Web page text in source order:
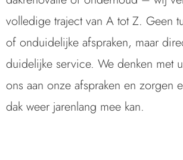
volledige traject van A tot Z. Geen
of onduidelijke afspraken, maar
duidelijke service. We denken met
ons aan onze afspraken en zorgen
dak weer jarenlang mee kan.